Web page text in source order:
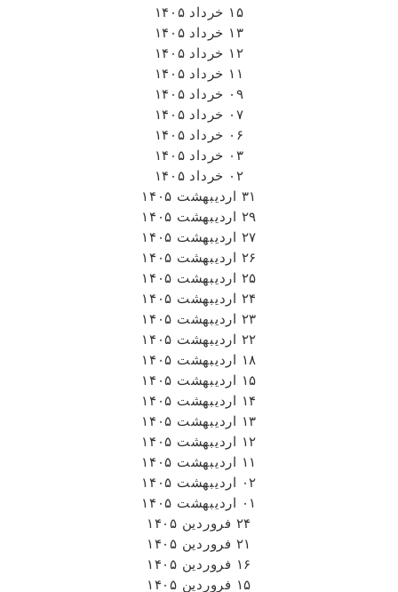
۱۵ خرداد ۱۴۰۵
۱۳ خرداد ۱۴۰۵
۱۲ خرداد ۱۴۰۵
۱۱ خرداد ۱۴۰۵
۰۹ خرداد ۱۴۰۵
۰۷ خرداد ۱۴۰۵
۰۶ خرداد ۱۴۰۵
۰۳ خرداد ۱۴۰۵
۰۲ خرداد ۱۴۰۵
۳۱ اردیبهشت ۱۴۰۵
۲۹ اردیبهشت ۱۴۰۵
۲۷ اردیبهشت ۱۴۰۵
۲۶ اردیبهشت ۱۴۰۵
۲۵ اردیبهشت ۱۴۰۵
۲۴ اردیبهشت ۱۴۰۵
۲۳ اردیبهشت ۱۴۰۵
۲۲ اردیبهشت ۱۴۰۵
۱۸ اردیبهشت ۱۴۰۵
۱۵ اردیبهشت ۱۴۰۵
۱۴ اردیبهشت ۱۴۰۵
۱۳ اردیبهشت ۱۴۰۵
۱۲ اردیبهشت ۱۴۰۵
۱۱ اردیبهشت ۱۴۰۵
۰۲ اردیبهشت ۱۴۰۵
۰۱ اردیبهشت ۱۴۰۵
۲۴ فروردین ۱۴۰۵
۲۱ فروردین ۱۴۰۵
۱۶ فروردین ۱۴۰۵
۱۵ فروردین ۱۴۰۵